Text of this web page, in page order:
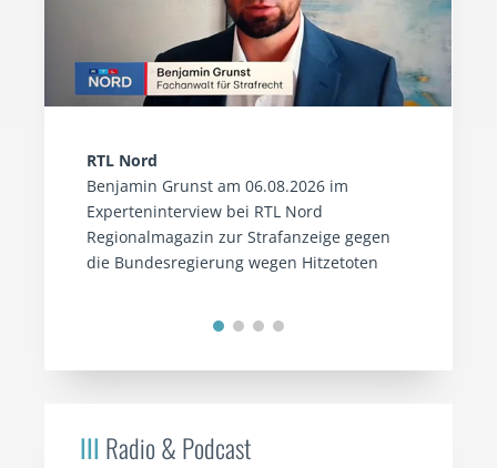
RTL Nord
Benjamin Grunst am 06.08.2026 im
Experteninterview bei RTL Nord
Regionalmagazin zur Strafanzeige gegen
die Bundesregierung wegen Hitzetoten
III Radio & Podcast